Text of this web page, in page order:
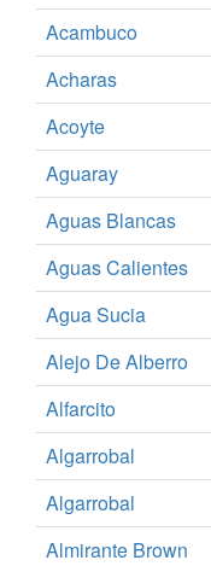
Acambuco
Acharas
Acoyte
Aguaray
Aguas Blancas
Aguas Calientes
Agua Sucia
Alejo De Alberro
Alfarcito
Algarrobal
Algarrobal
Almirante Brown